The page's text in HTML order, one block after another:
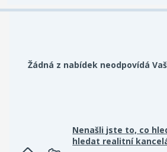
Žádná z nabídek neodpovídá
Nenašli jste to, co
hledat realitní